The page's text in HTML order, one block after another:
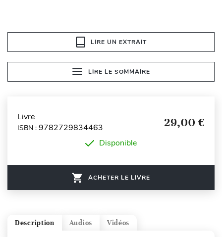
LIRE UN EXTRAIT
LIRE LE SOMMAIRE
Livre
ISBN : 9782729834463 29,00 €
Disponible
ACHETER LE LIVRE
Vidéos
Audios
Description